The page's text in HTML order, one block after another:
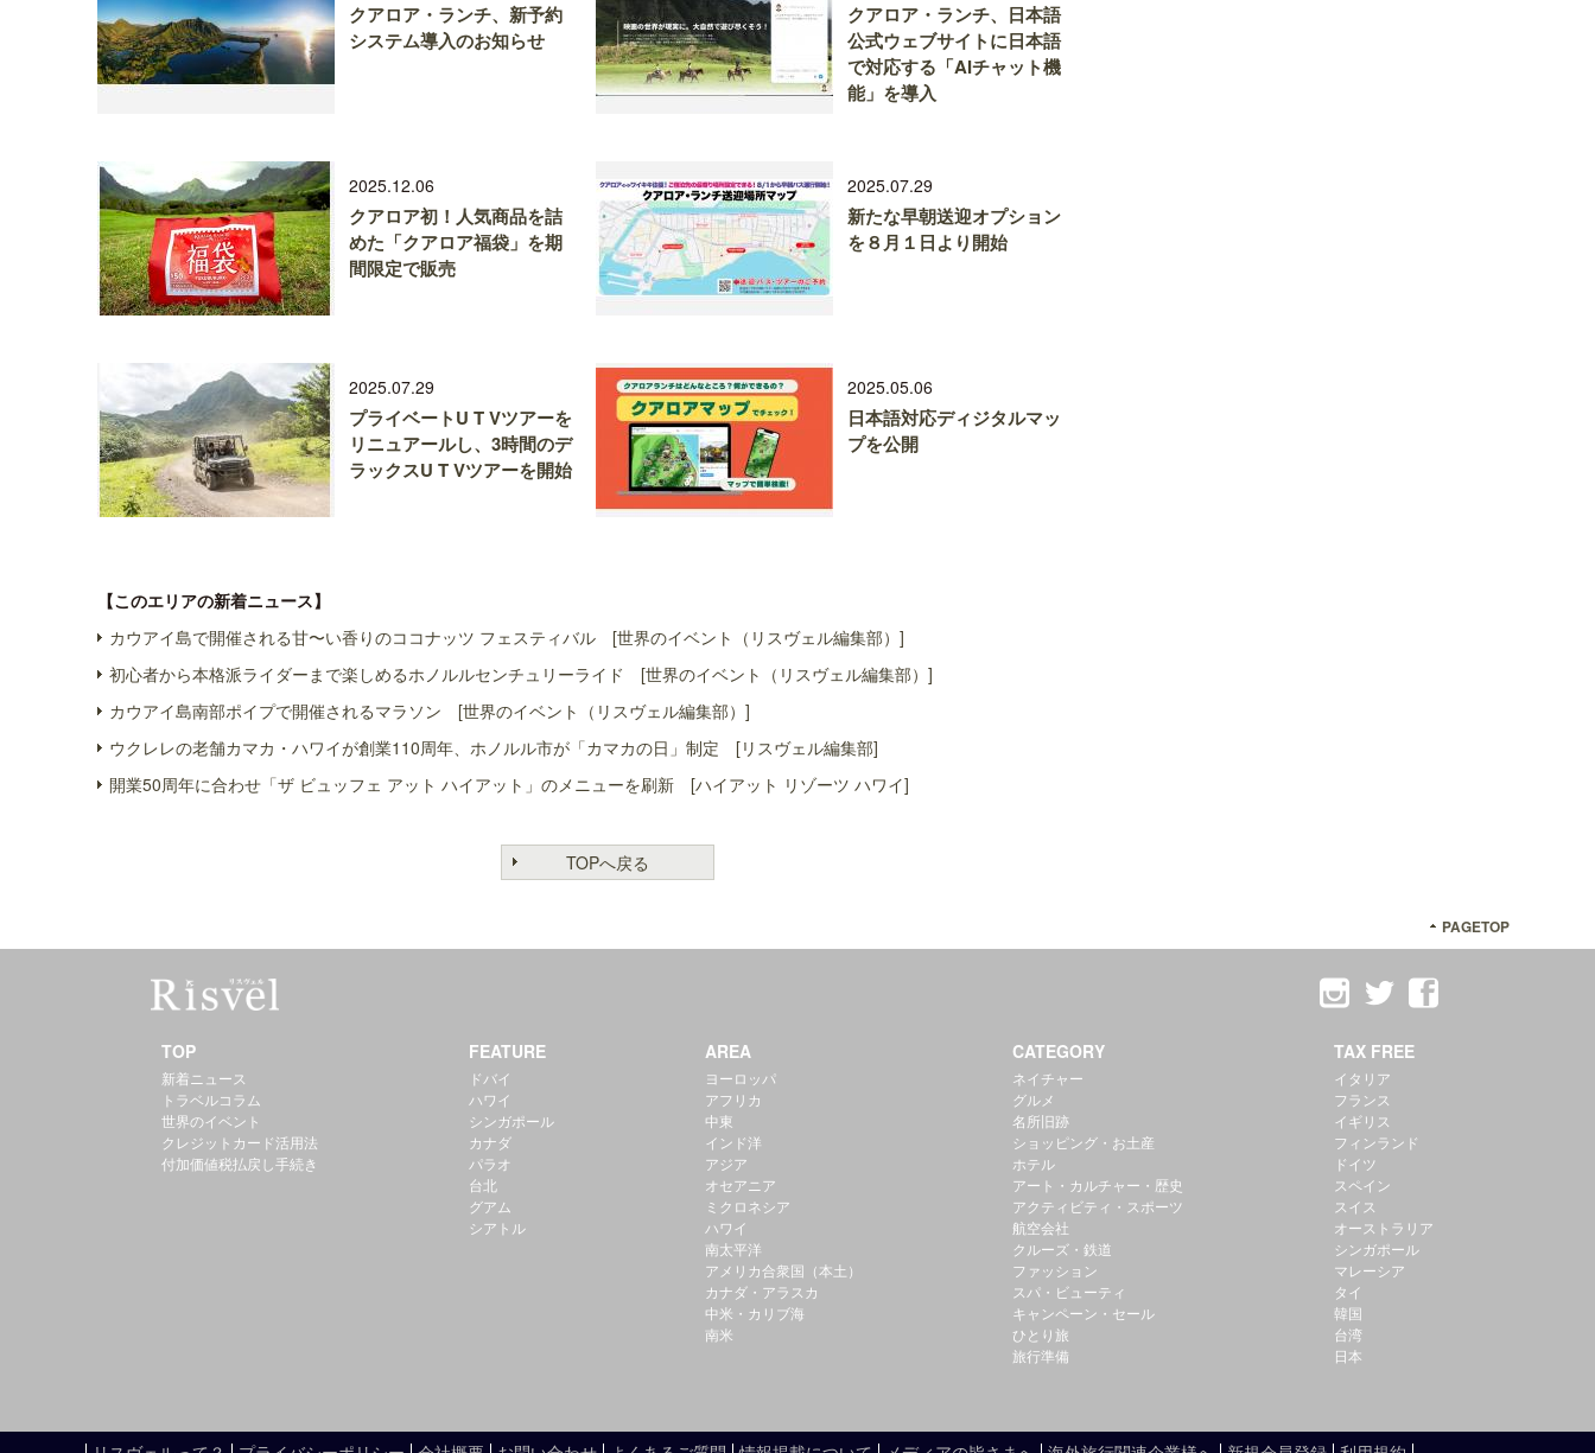
クアロア・ランチ、新予約
システム導入のお知らせ
クアロア・ランチ、日本語
公式ウェブサイトに日本語
で対応する「AIチャット機
能」を導入
2025.12.06
クアロア初！人気商品を詰
めた「クアロア福袋」を期
間限定で販売
2025.07.29
新たな早朝送迎オプション
を８月１日より開始
2025.07.29
プライベートU T Vツアーを
リニュアールし、3時間のデ
ラックスU T Vツアーを開始
2025.05.06
日本語対応ディジタルマッ
プを公開
【このエリアの新着ニュース】
カウアイ島で開催される甘〜い香りのココナッツ フェスティバル [世界のイベント（リスヴェル編集部）]
初心者から本格派ライダーまで楽しめるホノルルセンチュリーライド [世界のイベント（リスヴェル編集部）]
カウアイ島南部ポイプで開催されるマラソン [世界のイベント（リスヴェル編集部）]
ウクレレの老舗カマカ・ハワイが創業110周年、ホノルル市が「カマカの日」制定 [リスヴェル編集部]
開業50周年に合わせ「ザ ビュッフェ アット ハイアット」のメニューを刷新 [ハイアット リゾーツ ハワイ]
TOPへ戻る
PAGETOP
TOP
新着ニュース
トラベルコラム
世界のイベント
クレジットカード活用法
付加価値税払戻し手続き
FEATURE
ドバイ
ハワイ
シンガポール
カナダ
パラオ
台北
グアム
シアトル
AREA
ヨーロッパ
アフリカ
中東
インド洋
アジア
オセアニア
ミクロネシア
ハワイ
南太平洋
アメリカ合衆国（本土）
カナダ・アラスカ
中米・カリブ海
南米
CATEGORY
ネイチャー
グルメ
名所旧跡
ショッピング・お土産
ホテル
アート・カルチャー・歴史
アクティビティ・スポーツ
航空会社
クルーズ・鉄道
ファッション
スパ・ビューティ
キャンペーン・セール
ひとり旅
旅行準備
TAX FREE
イタリア
フランス
イギリス
フィンランド
ドイツ
スペイン
スイス
オーストラリア
シンガポール
マレーシア
タイ
韓国
台湾
日本